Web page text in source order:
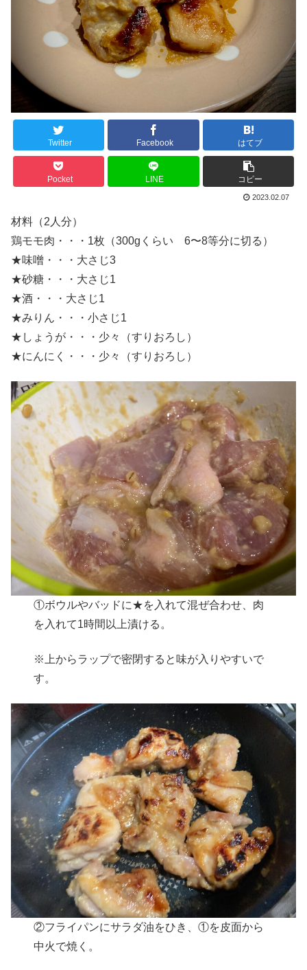
Twitter Facebook はてブ
Pocket LINE コピー
2023.02.07
材料（2人分）
鶏モモ肉・・・1枚（300gくらい 6〜8等分に切る）
★味噌・・・大さじ3
★砂糖・・・大さじ1
★酒・・・大さじ1
★みりん・・・小さじ1
★しょうが・・・少々（すりおろし）
★にんにく・・・少々（すりおろし）
①ボウルやバッドに★を入れて混ぜ合わせ、肉
を入れて1時間以上漬ける。
※上からラップで密閉すると味が入りやすいで
す。
②フライパンにサラダ油をひき、①を皮面から
中火で焼く。